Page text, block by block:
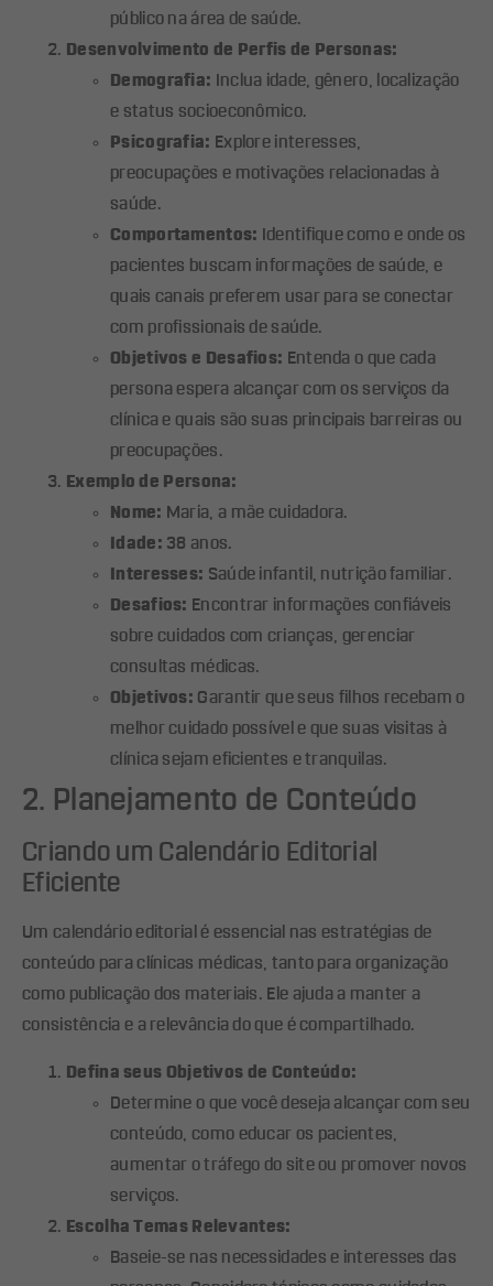
público na área de saúde.
Desenvolvimento de Perfis de Personas:
Demografia: Inclua idade, gênero, localização
e status socioeconômico.
Psicografia: Explore interesses,
preocupações e motivações relacionadas à
saúde.
Comportamentos: Identifique como e onde os
pacientes buscam informações de saúde, e
quais canais preferem usar para se conectar
com profissionais de saúde.
Objetivos e Desafios: Entenda o que cada
persona espera alcançar com os serviços da
clínica e quais são suas principais barreiras ou
preocupações.
Exemplo de Persona:
Nome: Maria, a mãe cuidadora.
Idade: 38 anos.
Interesses: Saúde infantil, nutrição familiar.
Desafios: Encontrar informações confiáveis
sobre cuidados com crianças, gerenciar
consultas médicas.
Objetivos: Garantir que seus filhos recebam o
melhor cuidado possível e que suas visitas à
clínica sejam eficientes e tranquilas.
2. Planejamento de Conteúdo
Criando um Calendário Editorial
Eficiente
Um calendário editorial é essencial nas estratégias de
conteúdo para clínicas médicas, tanto para organização
como publicação dos materiais. Ele ajuda a manter a
consistência e a relevância do que é compartilhado.
Defina seus Objetivos de Conteúdo:
Determine o que você deseja alcançar com seu
conteúdo, como educar os pacientes,
aumentar o tráfego do site ou promover novos
serviços.
Escolha Temas Relevantes:
Baseie-se nas necessidades e interesses das